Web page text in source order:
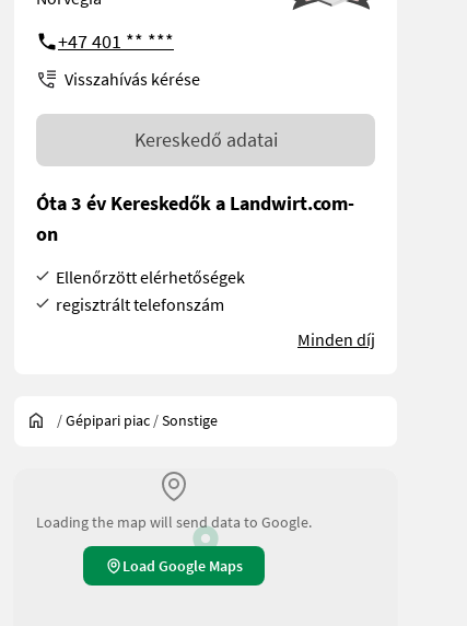
+47 401 ** ***
Visszahívás kérése
Kereskedő adatai
Óta 3 év Kereskedők a Landwirt.com-
on
Ellenőrzött elérhetőségek
regisztrált telefonszám
Minden díj
/Gépipari piac /Sonstige
Loading the map will send data to Google.
Load Google Maps